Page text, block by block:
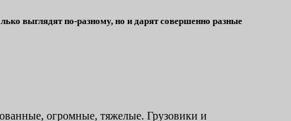
выглядят по-разному, но и дарят совершенно разные
огромные, тяжелые. Грузовики и